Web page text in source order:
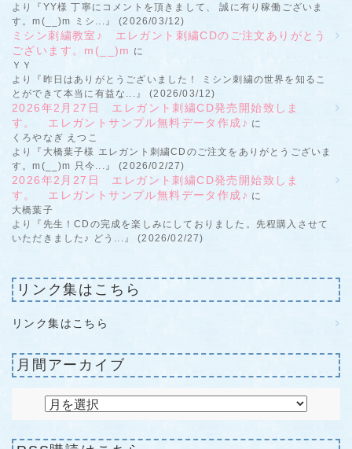
より『YY様 丁寧にコメントを頂きまして、 誠に有り稼働ございま
す。m(__)m ミシ...』 (2026/03/12)
ミシン刺繍教室♪ エレガント刺繍CDのご注文ありがとう
ございます。m(__)m に
ＹＹ
より『昨日はありがとうございました！ ミシン刺繍の世界を知るこ
とができて本当に有益な...』 (2026/03/12)
2026年2月27日 エレガント刺繍CD発売開始致しま
す。 エレガントサンプル無料データ作成♪ に
くろやなぎ えつこ
より『大橋葉子様 エレガント刺繍CDのご注文をありがとうございま
す。m(__)m 只今...』 (2026/02/27)
2026年2月27日 エレガント刺繍CD発売開始致しま
す。 エレガントサンプル無料データ作成♪ に
大橋葉子
より『先生！CDの完成を楽しみにしておりました。先程購入させて
いただきました♪ どう...』 (2026/02/27)
リンク集はこちら
リンク集はこちら
月間アーカイブ